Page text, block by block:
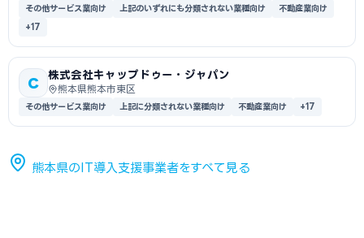
その他サービス業向け 上記のいずれにも分類されない業種向け
不動産業向け
+17
C
株式会社キャップドゥー・ジャパン
熊本県熊本市東区
その他サービス業向け 上記に分類されない業種向け 不動産業向け +17
熊本県のIT導入支援事業者をすべて見る